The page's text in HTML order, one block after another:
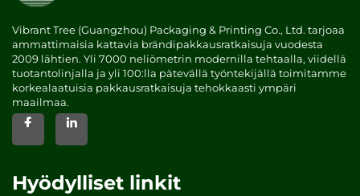
Vibrant Tree (Guangzhou) Packaging & Printing Co., Ltd. tarjoaa
ammattimaisia kattavia brändipakkausratkaisuja vuodesta
2009 lähtien. Yli 7000 neliömetrin modernilla tehtaalla, viidellä
tuotantolinjalla ja yli 100:lla pätevällä työntekijällä toimitamme
korkealaatuisia pakkausratkaisuja tehokkaasti ympäri
maailmaa.
Hyödylliset linkit